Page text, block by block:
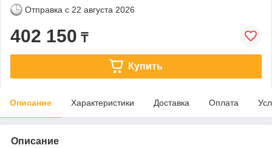
Отправка с 22 августа 2026
402 150 ₸
Купить
Описание Характеристики Доставка Оплата
Описание